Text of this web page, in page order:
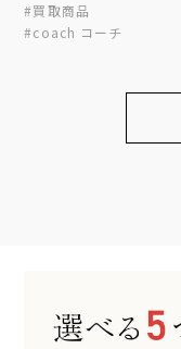
#買取商品
#coach コーチ